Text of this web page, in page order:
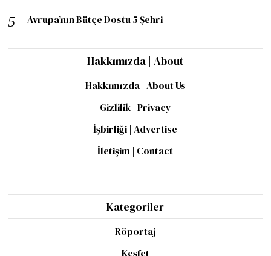
Avrupa’nın Bütçe Dostu 5 Şehri
Hakkımızda | About
Hakkımızda | About Us
Gizlilik | Privacy
İşbirliği | Advertise
İletişim | Contact
Kategoriler
Röportaj
Keşfet